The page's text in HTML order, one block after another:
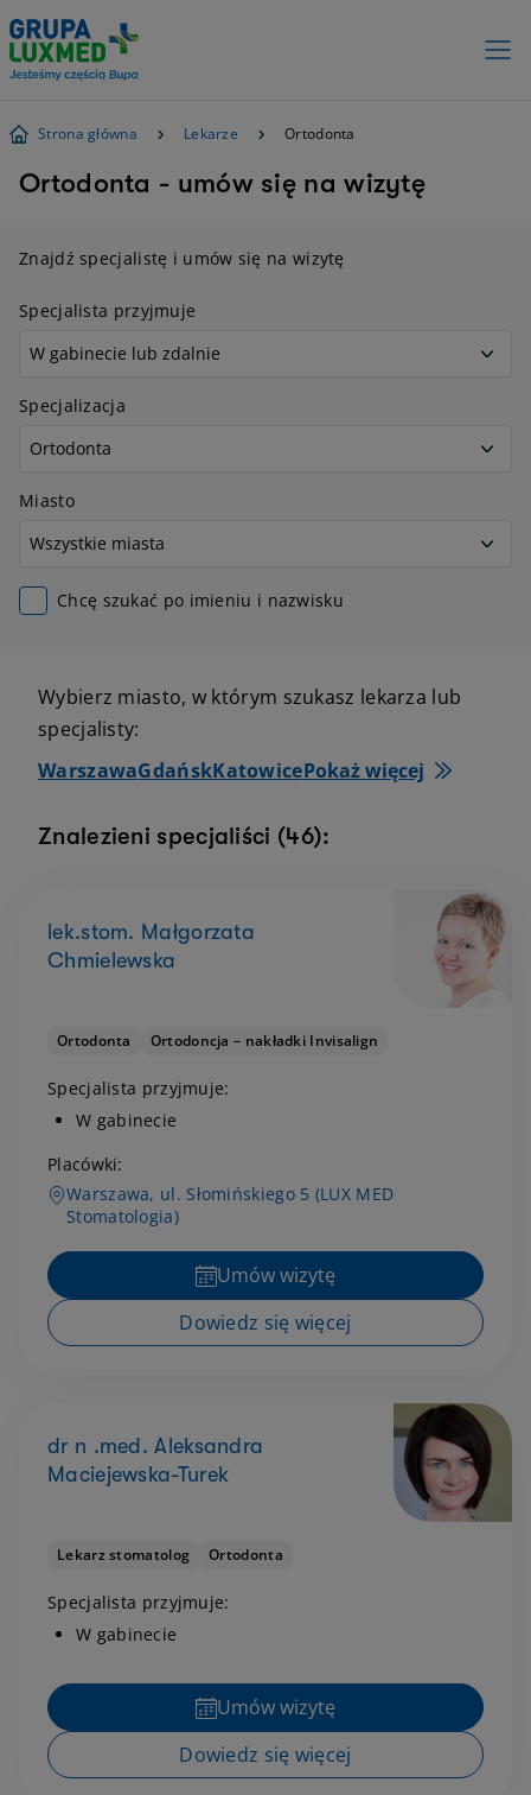
Strona główna Lekarze Ortodonta
Ortodonta - umów się na wizytę
Znajdź specjalistę i umów się na wizytę
Specjalista przyjmuje
Specjalizacja
Miasto
Chcę szukać po imieniu i nazwisku
Wybierz miasto, w którym szukasz lekarza lub
specjalisty:
WarszawaGdańskKatowicePokaż więcej
Znalezieni specjaliści (46):
lek.stom. Małgorzata
Chmielewska
Ortodonta Ortodoncja – nakładki Invisalign
Specjalista przyjmuje:
W gabinecie
Placówki:
Warszawa, ul. Słomińskiego 5 (LUX MED
Stomatologia)
Umów wizytę
Dowiedz się więcej
dr n .med. Aleksandra
Maciejewska-Turek
Lekarz stomatolog Ortodonta
Specjalista przyjmuje:
W gabinecie
Umów wizytę
Dowiedz się więcej